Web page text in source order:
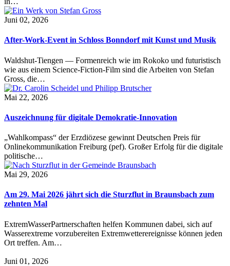
Juni 02, 2026
After-Work-Event in Schloss Bonndorf mit Kunst und Musik
Waldshut-Tiengen — Formenreich wie im Rokoko und futuristisch
wie aus einem Science-Fiction-Film sind die Arbeiten von Stefan
Gross, die…
Mai 22, 2026
Auszeichnung für digitale Demokratie-Innovation
„Wahlkompass“ der Erzdiözese gewinnt Deutschen Preis für
Onlinekommunikation Freiburg (pef). Großer Erfolg für die digitale
politische…
Mai 29, 2026
Am 29. Mai 2026 jährt sich die Sturzflut in Braunsbach zum
zehnten Mal
ExtremWasserPartnerschaften helfen Kommunen dabei, sich auf
Wasserextreme vorzubereiten Extremwetterereignisse können jeden
Ort treffen. Am…
Juni 01, 2026